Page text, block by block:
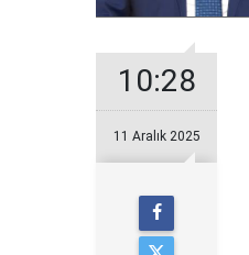
10:28
11 Aralık 2025